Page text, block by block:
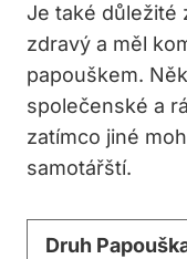
Je také důležité
zdravý a měl
papouškem.
společenské a
zatímco jiné
samotářští.
Druh